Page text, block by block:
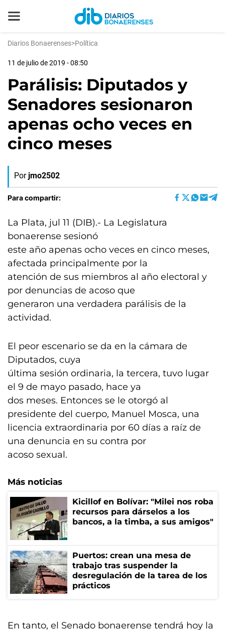
Diarios Bonaerenses>Política
11 de julio de 2019 - 08:50
Parálisis: Diputados y
Senadores sesionaron
apenas ocho veces en
cinco meses
Por jmo2502
Para compartir:
La Plata, jul 11 (DIB).- La Legislatura
bonaerense sesionó
este año apenas ocho veces en cinco meses,
afectada principalmente por la
atención de sus miembros al año electoral y
por denuncias de acoso que
generaron una verdadera parálisis de la
actividad.
El peor escenario se da en la cámara de
Diputados, cuya
última sesión ordinaria, la tercera, tuvo lugar
el 9 de mayo pasado, hace ya
dos meses. Entonces se le otorgó al
presidente del cuerpo, Manuel Mosca, una
licencia extraordinaria por 60 días a raíz de
una denuncia en su contra por
acoso sexual.
Más noticias
Kicillof en Bolívar: "Milei nos roba
recursos para dárselos a los
bancos, a la timba, a sus amigos"
Puertos: crean una mesa de
trabajo tras suspender la
desregulación de la tarea de los
prácticos
En tanto, el Senado bonaerense tendrá hoy la